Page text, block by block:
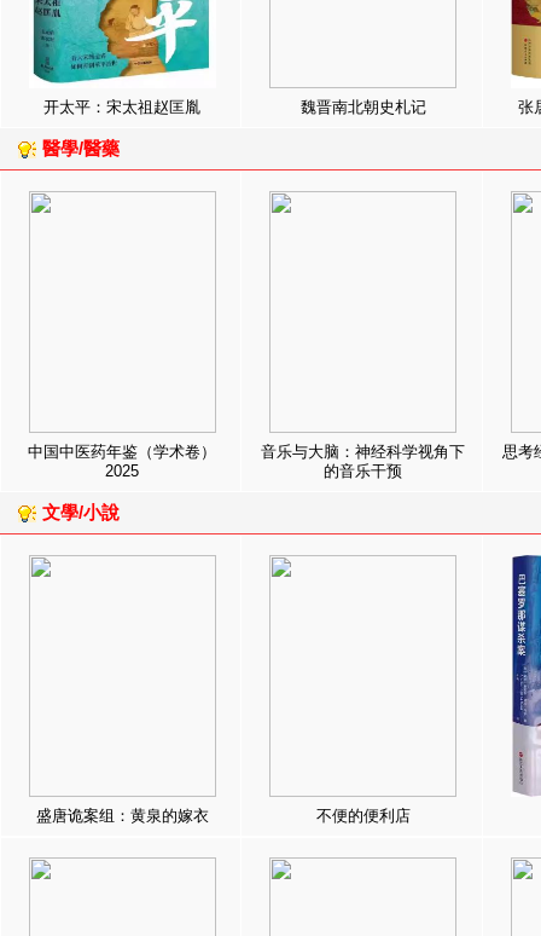
开太平：宋太祖赵匡胤 魏晋南北朝史札记 张
醫學/醫藥
中国中医药年鉴（学术卷）
2025
音乐与大脑：神经科学视角下
的音乐干预
思考
文學/小說
盛唐诡案组：黄泉的嫁衣 不便的便利店